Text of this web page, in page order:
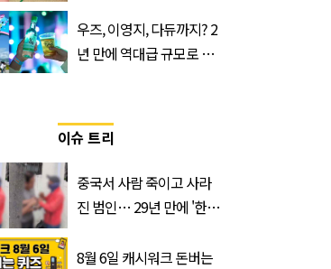
트
우즈, 이영지, 다듀까지? 2
년 만에 역대급 규모로 돌
이슈 트리
중국서 사람 죽이고 사라
진 범인… 29년 만에 '한
8월 6일 캐시워크 돈버는